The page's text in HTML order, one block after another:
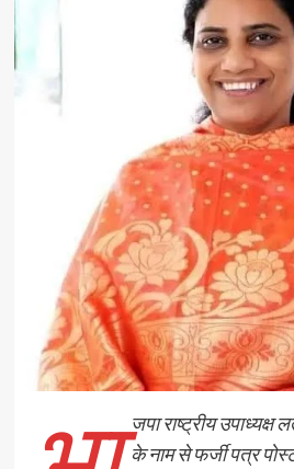
जपा राष्ट्रीय उपाध्यक्ष
के नाम से फर्जी पत्र